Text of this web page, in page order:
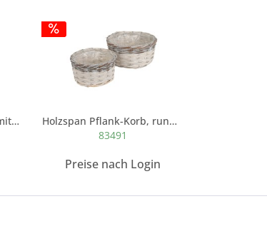
Rattan Pflanzring natur mit hellem Rand Set/2,...
Holzspan Pflank-Korb, rund mit Naturrand weiß,...
83491
Preise nach Login